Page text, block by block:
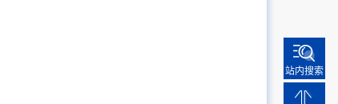
站内搜索